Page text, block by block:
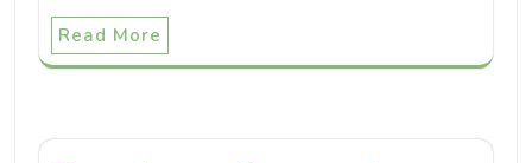
Read More